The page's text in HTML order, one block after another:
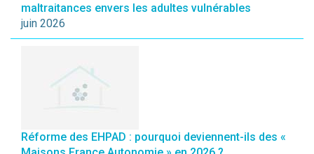
maltraitances envers les adultes vulnérables
juin 2026
Réforme des EHPAD : pourquoi deviennent-ils des «